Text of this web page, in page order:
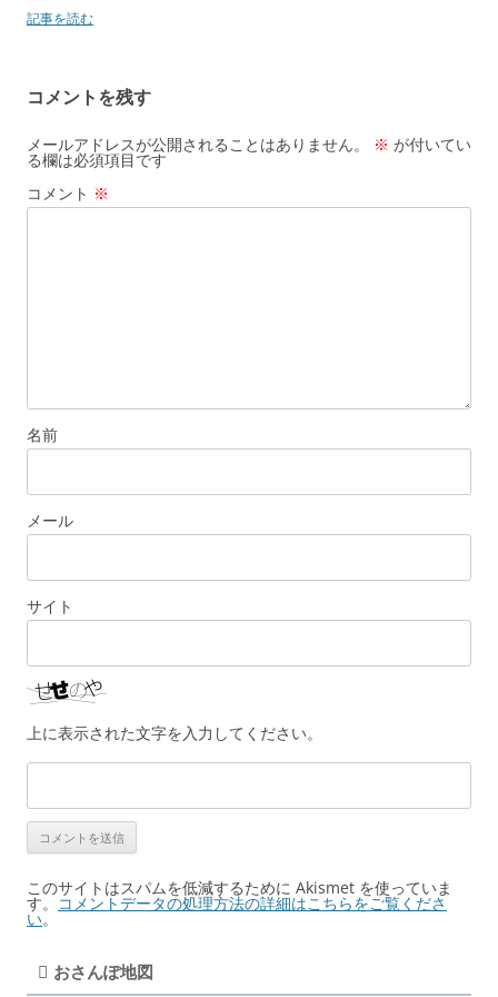
記事を読む
コメントを残す
メールアドレスが公開されることはありません。 ※ が付いてい
る欄は必須項目です
コメント ※
名前
メール
サイト
上に表示された文字を入力してください。
このサイトはスパムを低減するために Akismet を使っていま
す。 コメントデータの処理方法の詳細はこちらをご覧くださ
い。
おさんぽ地図